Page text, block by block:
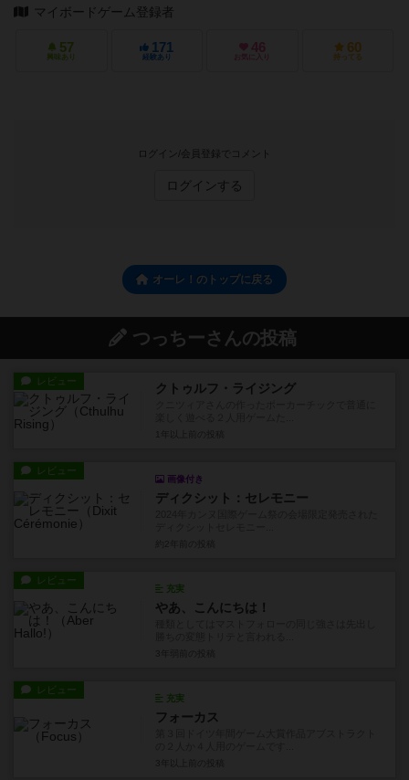
マイボードゲーム登録者
57
興味あり
171
経験あり
46
お気に入り
60
持ってる
ログイン/会員登録でコメント
ログインする
オーレ！のトップに戻る
つっちーさんの投稿
レビュー クトゥルフ・ライジング
レビュー
画像付き
ディクシット：セレモニー
レビュー
充実
やあ、こんにちは！
レビュー
充実
フォーカス